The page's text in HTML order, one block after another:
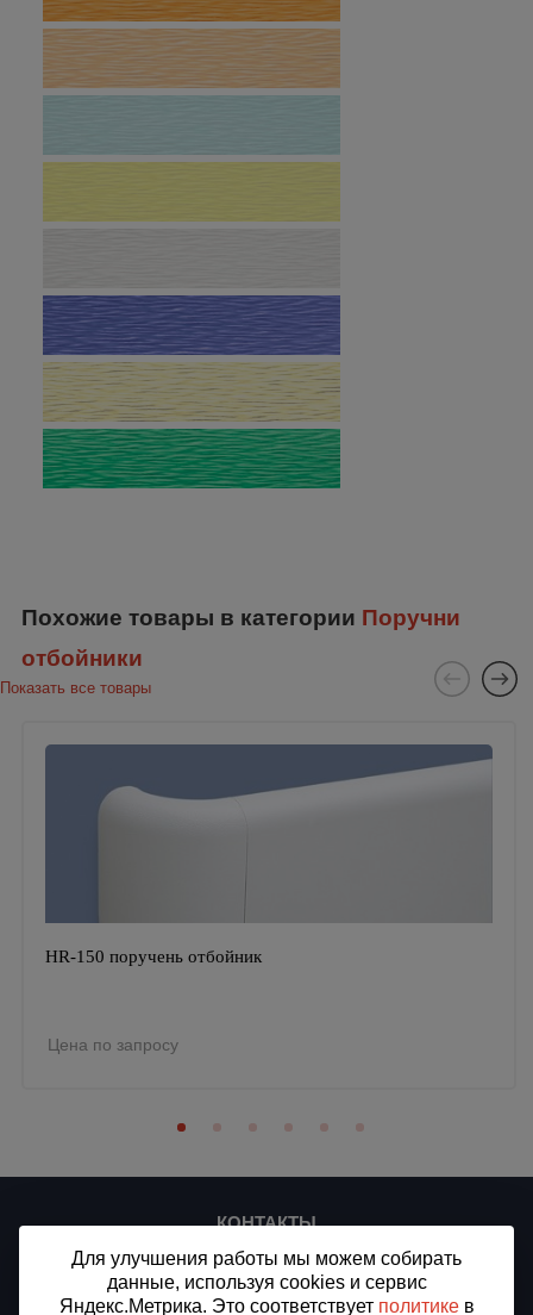
Похожие товары в категории Поручни
отбойники
Показать все товары
HR-150 поручень отбойник
Цена по запросу
КОНТАКТЫ
ООО «СТ-ПЛЮС»
ИНН/КПП 7716912875/773301001
ОГРН 1187746509994
Для улучшения работы мы можем собирать
данные, используя cookies и сервис
Яндекс.Метрика. Это соответствует политикев